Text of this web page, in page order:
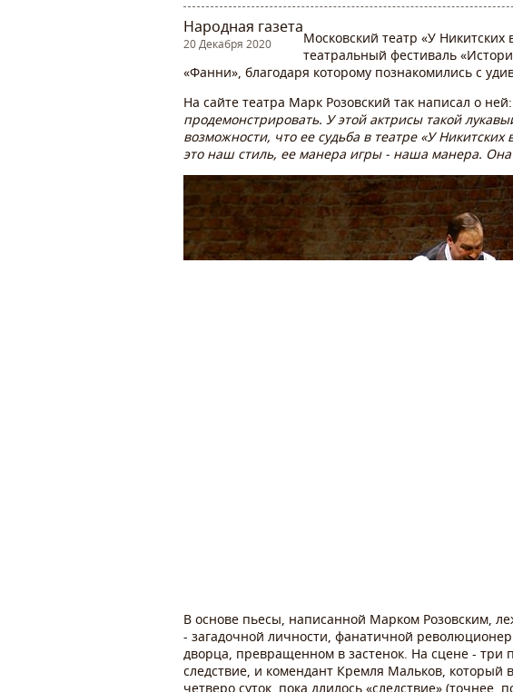
Народная газета
20 Декабря 2020
Московский театр «У
театральный фестиваль
«Фанни», благодаря которому познакомились с
На сайте театра Марк Розовский так написал о ней:
продемонстрировать. У этой актрисы такой
возможности, что ее судьба в театре «У
это наш стиль, ее манера игры - наша манера. Она
В основе пьесы, написанной Марком Розовским,
- загадочной личности, фанатичной
дворца, превращенном в застенок. На сцене -
следствие, и комендант Кремля Мальков,
четверо суток, пока длилось «следствие»